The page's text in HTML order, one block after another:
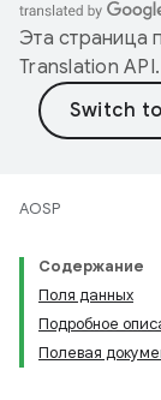
Эта страница
Translation API.
AOSP
Содержание
Поля данных
Подробное
Полевая